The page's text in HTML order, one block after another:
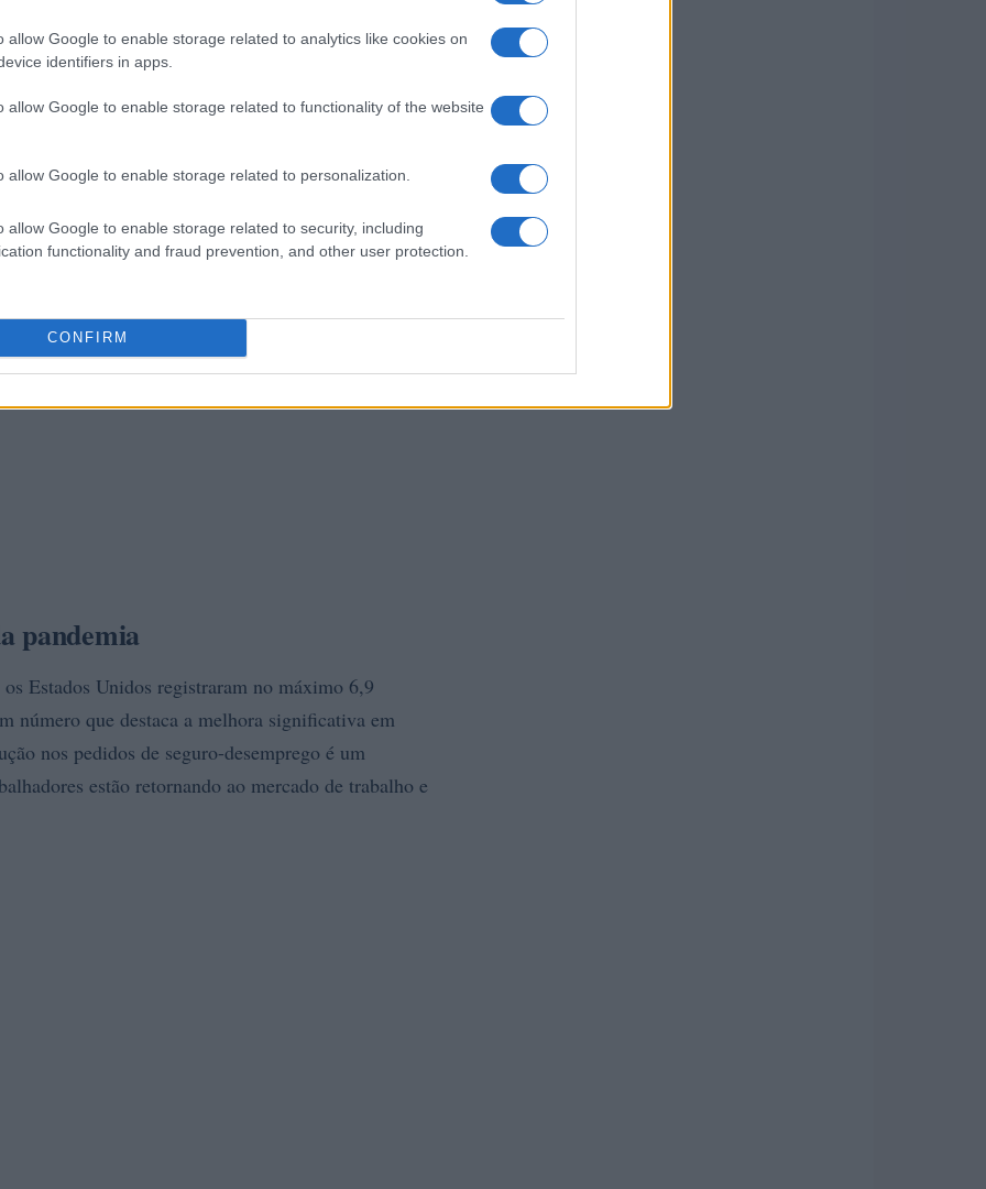
allow Google to enable storage related to analytics like cookies on
identifiers in apps.
allow Google to enable storage related to functionality of the website
allow Google to enable storage related to personalization.
allow Google to enable storage related to security, including
functionality and fraud prevention, and other user protection.
CONFIRM
igual a 220.000, um pouco acima do valor real,
esperado. Além disso, o número de solicitações da
alguma estabilidade no ambiente atual
pandemia
Estados Unidos registraram no máximo 6,9
número que destaca a melhora significativa em
nos pedidos de seguro-desemprego é um
estão retornando ao mercado de trabalho e